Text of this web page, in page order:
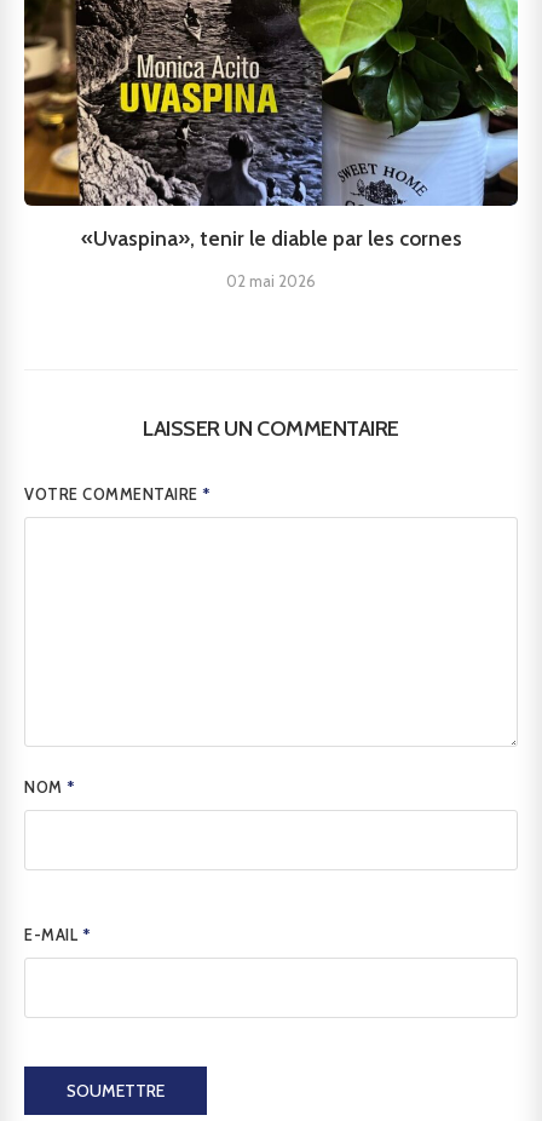
«Uvaspina», tenir le diable par les cornes
02 mai 2026
LAISSER UN COMMENTAIRE
VOTRE COMMENTAIRE*
NOM*
E-MAIL *
SOUMETTRE